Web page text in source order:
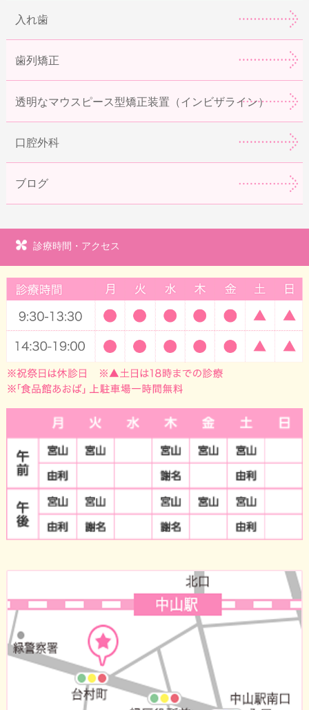
入れ歯
歯列矯正
透明なマウスピース型矯正装置（インビザライン）
口腔外科
ブログ
診療時間・アクセス